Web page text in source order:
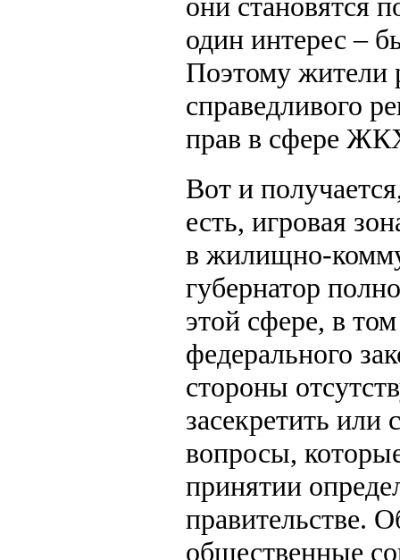
один интерес –
Поэтому жители
справедливого
прав в сфере
Вот и
есть, игровая
в жилищно-
губернатор
этой сфере, в
федерального
стороны
засекретить или
вопросы,
принятии
правительстве.
общественные